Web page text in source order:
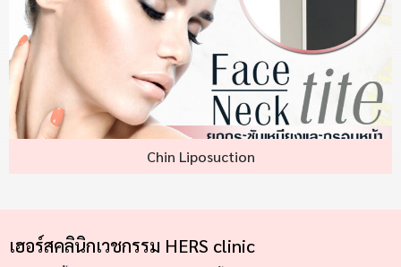
Chin Liposuction
เฮอร์สคลินิกเวชกรรม HERS clinic